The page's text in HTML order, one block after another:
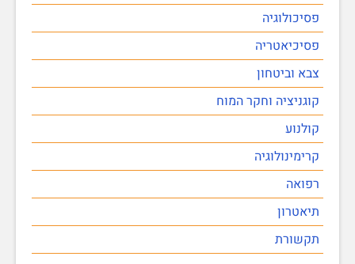
פסיכולוגיה
פסיכיאטריה
צבא וביטחון
קוגניציה וחקר המוח
קולנוע
קרימינולוגיה
רפואה
תיאטרון
תקשורת